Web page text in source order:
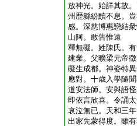
放神光。始詳其故
州歴縣紛黷不息。
感。深慈博惠戀結
山阿。敢告惟遠
釋無礙。姓陳氏。
建業。父曠梁元帝
礙生成都。神姿特
應對。十歳入學隨
道安法師。安與語
即依言欣喜。令誦
哀泣無已。天和三
出家先蒙得度。雖